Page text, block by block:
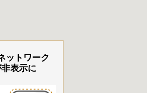
ットワーク
表示に